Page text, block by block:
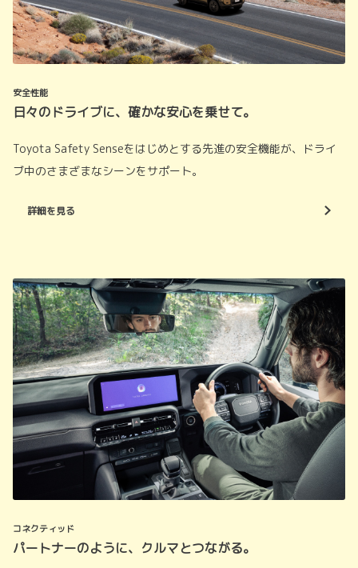
安全性能
日々のドライブに、確かな安心を乗せて。
Toyota Safety Senseをはじめとする先進の安全機能が、ドライ
ブ中のさまざまなシーンをサポート。
詳細を見る
コネクティッド
パートナーのように、クルマとつながる。